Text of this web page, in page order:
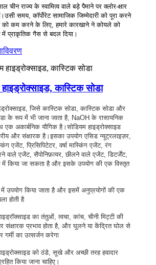
चीन राज्य के स्वामित्व वाले बड़े पैमाने पर क्लोर-क्षार
समय, कॉर्पोरेट सामाजिक जिम्मेदारी को पूरा करने
कम करने के लिए, हमारे कारखाने ने कोयले को
प्राकृतिक गैस से बदल दिया।
विवरण
कास्टिक सोडा
जिसे कास्टिक सोडा, कास्टिक सोडा और
के रूप में भी जाना जाता है, NaOH के रासायनिक
अकार्बनिक यौगिक है।सोडियम हाइड्रोक्साइड
और संक्षारक है।इसका उपयोग एसिड न्यूट्रलाइज़र,
एजेंट, प्रिसिपिटेटर, वर्षा मास्किंग एजेंट, रंग
वाले एजेंट, सैपोनिफ़ायर, छीलने वाले एजेंट, डिटर्जेंट,
किया जा सकता है और इसके उपयोग की एक विस्तृत
में उपयोग किया जाता है और इसमें अनुप्रयोगों की एक
होती है
का तंतुओं, त्वचा, कांच, चीनी मिट्टी की
संक्षारक प्रभाव होता है, और घुलने या केंद्रित घोल से
गर्मी का उत्सर्जन करेगा
को ठंडे, सूखे और अच्छी तरह हवादार
किया जाना चाहिए।